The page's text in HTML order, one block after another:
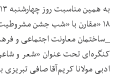
۱۸ «مقارن با «شب جشن
_ساختمان معاونت اجتماعی و
کنگره‌ای تحت عنوان «شعر و
ادبی مولانا کریم‌آقا صافی